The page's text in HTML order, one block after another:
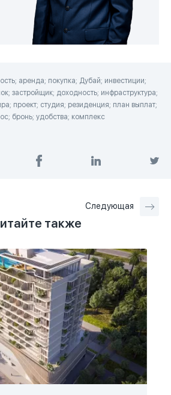
аренда; покупка; Дубай; инвестиции;
застройщик; доходность; инфраструктура;
проект; студия; резиденция; план выплат;
бронь; удобства; комплекс
Следующая
также